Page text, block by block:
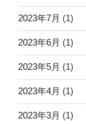
2023年7月 (1)
2023年6月 (1)
2023年5月 (1)
2023年4月 (1)
2023年3月 (1)